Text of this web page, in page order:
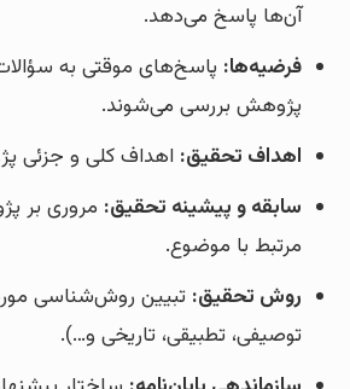
آن‌ها پاسخ می‌دهد.
فرضیه‌ها: پاسخ‌های موقتی به
پژوهش بررسی می‌شوند.
اهداف تحقیق: اهداف کلی و جزئی
سابقه و پیشینه تحقیق: مروری بر
مرتبط با موضوع.
روش تحقیق: تبیین روش‌شناسی
توصیفی، تطبیقی، تاریخی و…).